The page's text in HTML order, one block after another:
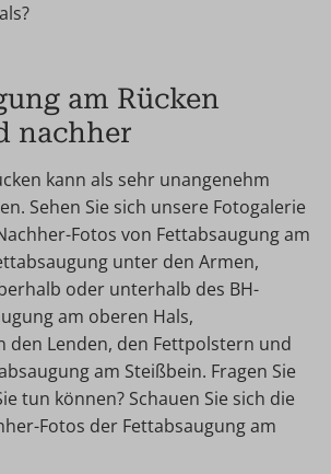
am Rücken
nachher
kann als sehr unangenehm
Sehen Sie sich unsere Fotogalerie
Fotos von Fettabsaugung am
unter den Armen,
oder unterhalb des BH-
am oberen Hals,
den Lenden, den Fettpolstern und
am Steißbein. Fragen Sie
tun können? Schauen Sie sich die
Fotos der Fettabsaugung am